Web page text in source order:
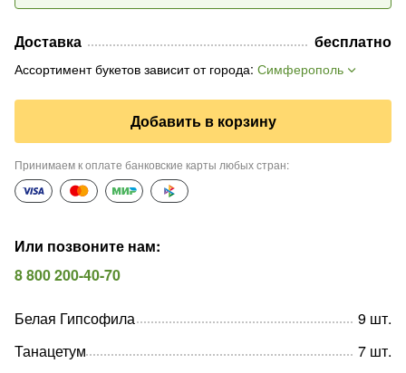
Доставка бесплатно
Ассортимент букетов зависит от города: Симферополь
Добавить в корзину
Принимаем к оплате банковские карты любых стран:
Или позвоните нам:
8 800 200-40-70
Белая Гипсофила 9 шт.
Танацетум
7 шт.